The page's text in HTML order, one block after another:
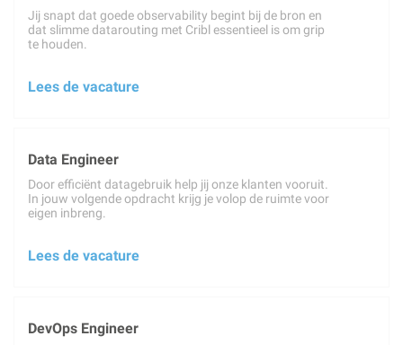
Jij snapt dat goede observability begint bij de bron en
dat slimme datarouting met Cribl essentieel is om grip
te houden.
Lees de vacature
Data Engineer
Door efficiënt datagebruik help jij onze klanten vooruit.
In jouw volgende opdracht krijg je volop de ruimte voor
eigen inbreng.
Lees de vacature
DevOps Engineer